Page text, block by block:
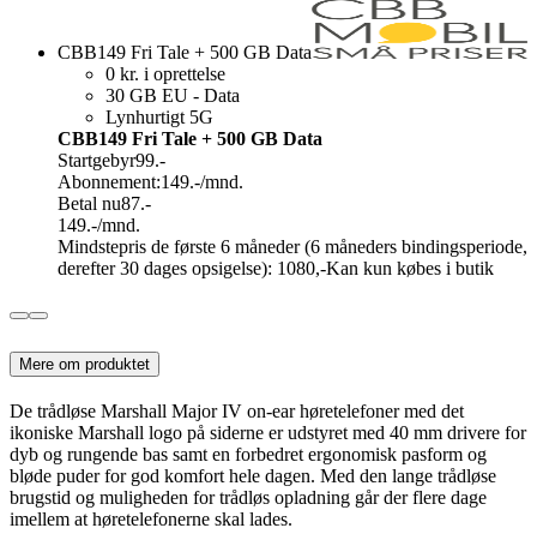
CBB149 Fri Tale + 500 GB Data
0 kr. i oprettelse
30 GB EU - Data
Lynhurtigt 5G
CBB149 Fri Tale + 500 GB Data
Startgebyr99.-
Abonnement:149.-/mnd.
Betal nu87.-
149.-/mnd.
Mindstepris de første 6 måneder (6 måneders bindingsperiode,
derefter 30 dages opsigelse): 1080,-Kan kun købes i butik
Mere om produktet
De trådløse Marshall Major IV on-ear høretelefoner med det
ikoniske Marshall logo på siderne er udstyret med 40 mm drivere for
dyb og rungende bas samt en forbedret ergonomisk pasform og
bløde puder for god komfort hele dagen. Med den lange trådløse
brugstid og muligheden for trådløs opladning går der flere dage
imellem at høretelefonerne skal lades.